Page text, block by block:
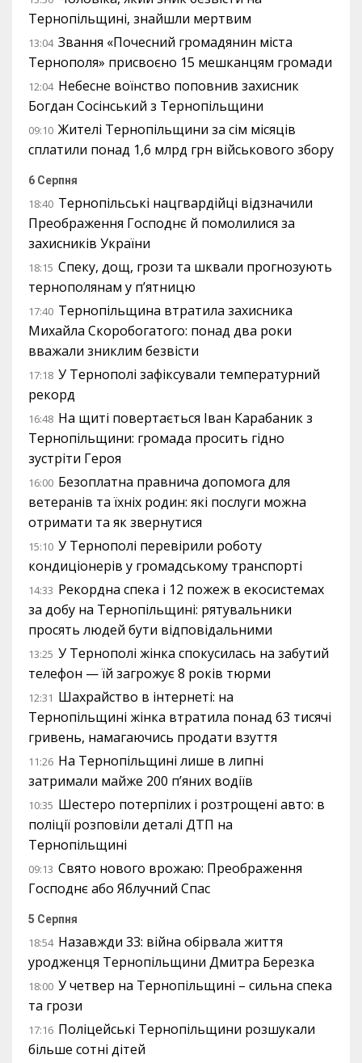
Тернопільщині, знайшли мертвим
13:04 Звання «Почесний громадянин міста
Тернополя» присвоєно 15 мешканцям громади
12:04 Небесне воїнство поповнив захисник
Богдан Сосінський з Тернопільщини
09:10 Жителі Тернопільщини за сім місяців
сплатили понад 1,6 млрд грн військового збору
6 Серпня
18:40 Тернопільські нацгвардійці відзначили
Преображення Господнє й помолилися за
захисників України
18:15 Спеку, дощ, грози та шквали прогнозують
тернополянам у п’ятницю
17:40 Тернопільщина втратила захисника
Михайла Скоробогатого: понад два роки
вважали зниклим безвісти
17:18 У Тернополі зафіксували температурний
рекорд
16:48 На щиті повертається Іван Карабаник з
Тернопільщини: громада просить гідно
зустріти Героя
16:00 Безоплатна правнича допомога для
ветеранів та їхніх родин: які послуги можна
отримати та як звернутися
15:10 У Тернополі перевірили роботу
кондиціонерів у громадському транспорті
14:33 Рекордна спека і 12 пожеж в екосистемах
за добу на Тернопільщині: рятувальники
просять людей бути відповідальними
13:25 У Тернополі жінка спокусилась на забутий
телефон — їй загрожує 8 років тюрми
12:31 Шахрайство в інтернеті: на
Тернопільщині жінка втратила понад 63 тисячі
гривень, намагаючись продати взуття
11:26 На Тернопільщині лише в липні
затримали майже 200 п’яних водіїв
10:35 Шестеро потерпілих і розтрощені авто: в
поліції розповіли деталі ДТП на
Тернопільщині
09:13 Свято нового врожаю: Преображення
Господнє або Яблучний Спас
5 Серпня
18:54 Назавжди 33: війна обірвала життя
уродженця Тернопільщини Дмитра Березка
18:00 У четвер на Тернопільщині – сильна спека
та грози
17:16 Поліцейські Тернопільщини розшукали
більше сотні дітей